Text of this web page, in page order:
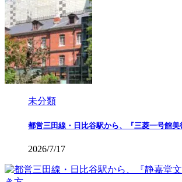
未分類
都営三田線・日比谷駅から、『三菱一号館
2026/7/17